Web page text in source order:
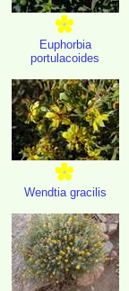
Euphorbia
portulacoides
Wendtia gracilis